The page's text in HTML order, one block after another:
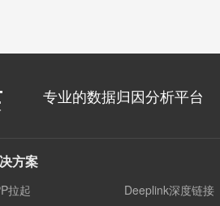
专业的数据归因分析平台
方案
拉起
Deeplink深度链接